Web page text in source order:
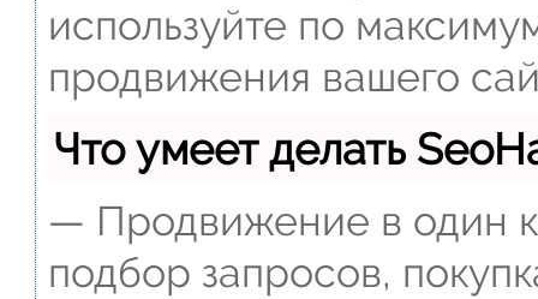
используйте по
продвижения вашего
Что умеет делать
— Продвижение в один
подбор запросов,